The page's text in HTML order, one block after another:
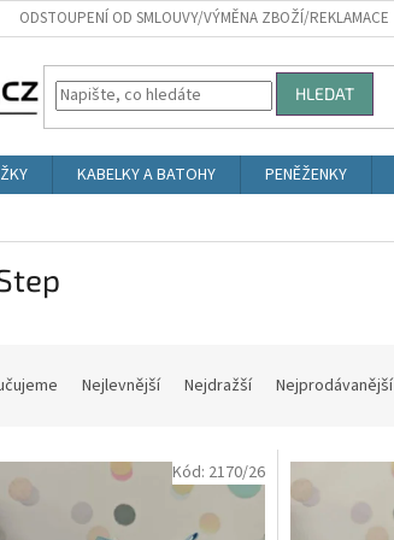
ODSTOUPENÍ OD SMLOUVY/VÝMĚNA ZBOŽÍ/REKLAMACE
HLEDAT
KABELKY A BATOHY PENĚŽENKY
Nejlevnější Nejdražší Nejprodávanější
Kód: 2170/26